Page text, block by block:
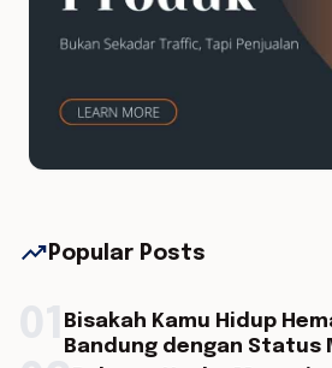
trending_up Popular Posts
Bisakah Kamu Hidup
Bandung dengan Status